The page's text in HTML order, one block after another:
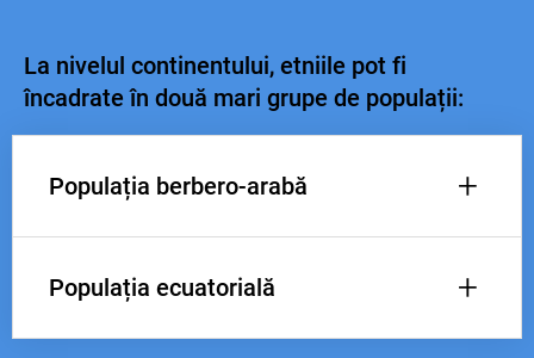
La nivelul continentului, etniile pot fi
încadrate în două mari grupe de populații:
Populația berbero-arabă +
Berbero-arabiisunt în partea de nord,
originali din Africa, si a arabilor sosiți pe
Populația ecuatorială +